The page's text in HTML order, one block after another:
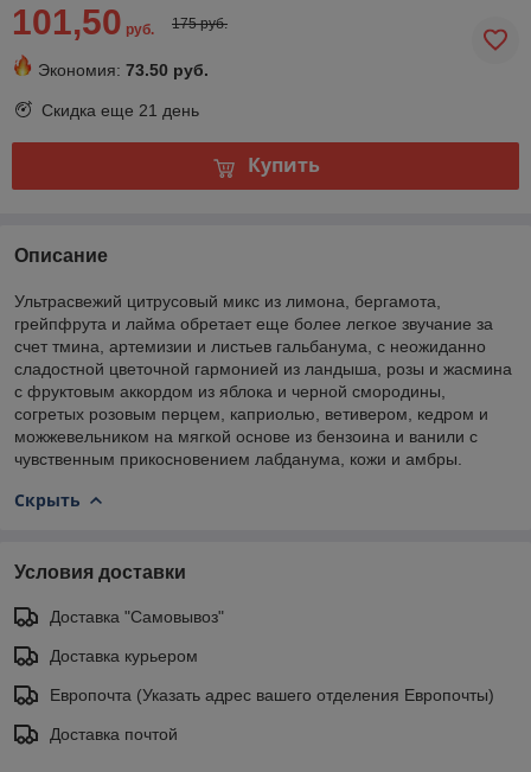
101,50 руб. 175 руб.
Экономия: 73.50 руб.
Скидка еще 21 день
Купить
Описание
Ультрасвежий цитрусовый микс из лимона, бергамота,
грейпфрута и лайма обретает еще более легкое звучание за
счет тмина, артемизии и листьев гальбанума, с неожиданно
сладостной цветочной гармонией из ландыша, розы и жасмина
с фруктовым аккордом из яблока и черной смородины,
согретых розовым перцем, каприолью, ветивером, кедром и
можжевельником на мягкой основе из бензоина и ванили с
чувственным прикосновением лабданума, кожи и амбры.
Скрыть
Условия доставки
Доставка "Самовывоз"
Доставка курьером
Европочта (Указать адрес вашего отделения Европочты)
Доставка почтой